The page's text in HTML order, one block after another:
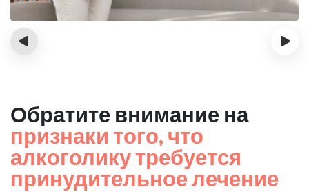
‹ ›
Обратите внимание на
признаки того, что
алкоголику требуется
принудительное лечение